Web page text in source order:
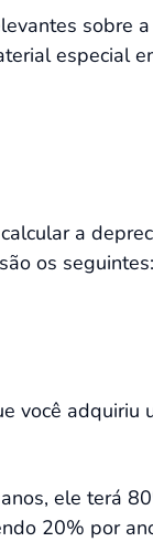
sobre
especial
a
os seguintes:
você adquiriu
ele terá
20% por